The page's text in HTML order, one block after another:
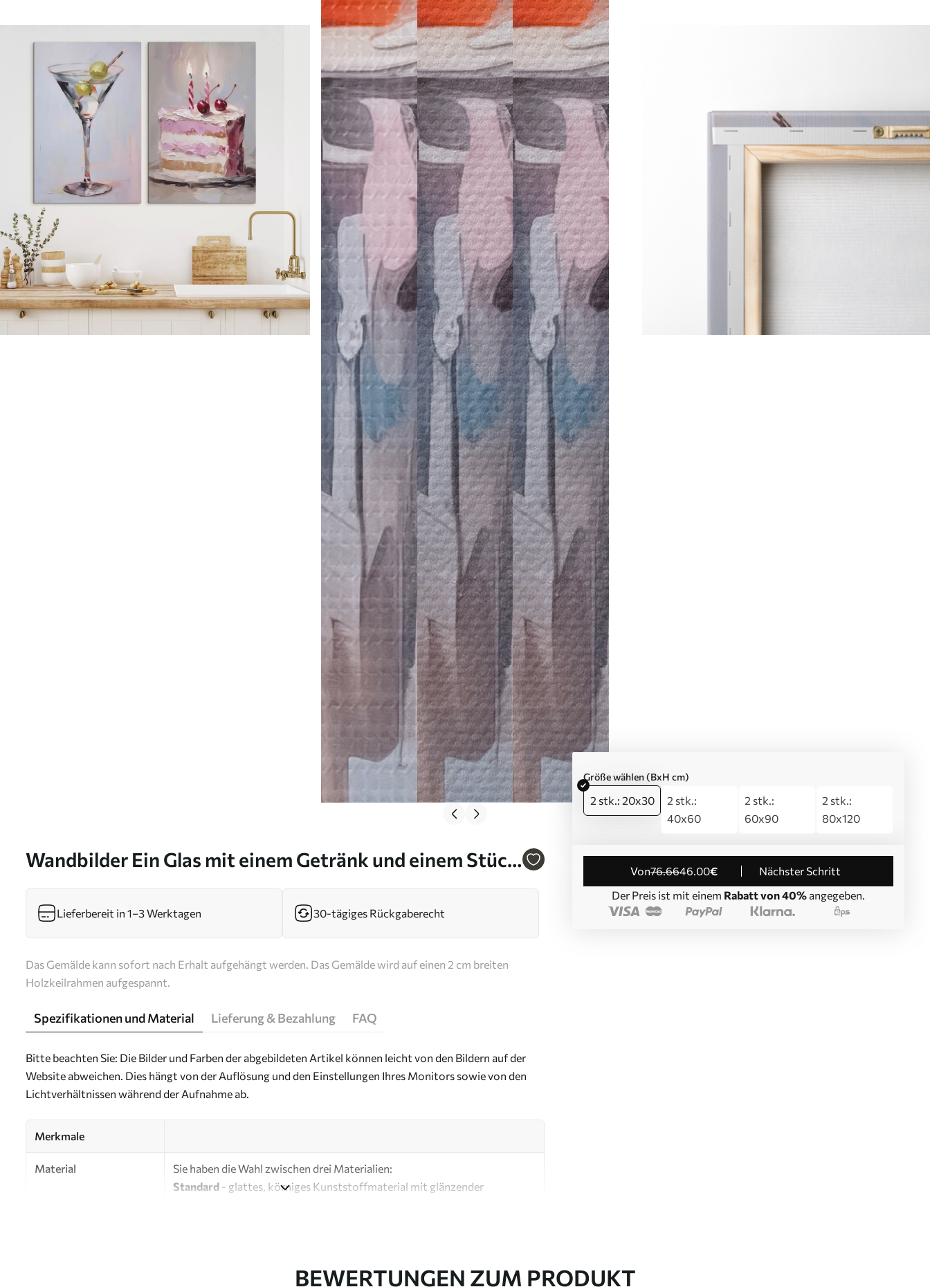
Wandbilder Ein Glas mit einem Getränk und einem Stück
Größe wählen (BxH cm)
2 stk.: 20x30
2 stk.:
40x60
2 stk.:
60x90
2 stk.:
80x120
von76.6646.00€
Nächster Schritt
Der Preis ist mit einem Rabatt von 40% angegeben.
Lieferbereit in 1–3 Werktagen
30-tägiges Rückgaberecht
Das Gemälde kann sofort nach Erhalt aufgehängt werden. Das Gemälde wird auf einen 2 cm breiten
Holzkeilrahmen aufgespannt.
Spezifikationen und Material Lieferung & Bezahlung FAQ
Bitte beachten Sie: Die Bilder und Farben der abgebildeten Artikel können leicht von den Bildern auf der
Website abweichen. Dies hängt von der Auflösung und den Einstellungen Ihres Monitors sowie von den
Lichtverhältnissen während der Aufnahme ab.
Merkmale
Material
Sie haben die Wahl zwischen drei Materialien:
Standard - glattes, körniges Kunststoffmaterial mit glänzender
BEWERTUNGEN ZUM PRODUKT